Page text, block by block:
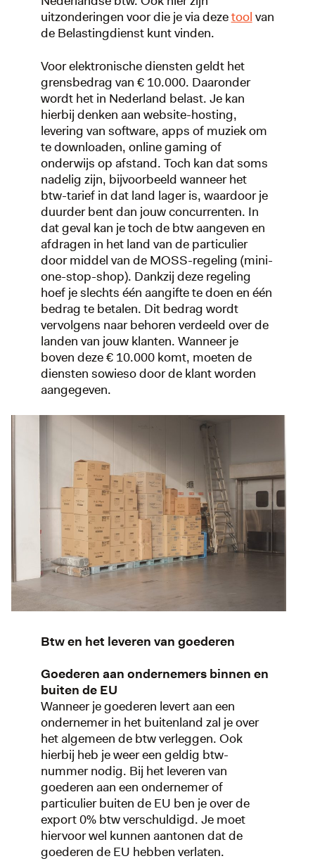
uitzonderingen voor die je via dezetool van
de Belastingdienst kunt vinden.
Voor elektronische diensten geldt het
grensbedrag van € 10.000. Daaronder
wordt het in Nederland belast. Je kan
hierbij denken aan website-hosting,
levering van software, apps of muziek om
te downloaden, online gaming of
onderwijs op afstand. Toch kan dat soms
nadelig zijn, bijvoorbeeld wanneer het
btw-tarief in dat land lager is, waardoor je
duurder bent dan jouw concurrenten. In
dat geval kan je toch de btw aangeven en
afdragen in het land van de particulier
door middel van de MOSS-regeling (mini-
one-stop-shop). Dankzij deze regeling
hoef je slechts één aangifte te doen en één
bedrag te betalen. Dit bedrag wordt
vervolgens naar behoren verdeeld over de
landen van jouw klanten. Wanneer je
boven deze € 10.000 komt, moeten de
diensten sowieso door de klant worden
aangegeven.
Btw en het leveren van goederen
Goederen aan ondernemers binnen en
buiten de EU
Wanneer je goederen levert aan een
ondernemer in het buitenland zal je over
het algemeen de btw verleggen. Ook
hierbij heb je weer een geldig btw-
nummer nodig. Bij het leveren van
goederen aan een ondernemer of
particulier buiten de EU ben je over de
export 0% btw verschuldigd. Je moet
hiervoor wel kunnen aantonen dat de
goederen de EU hebben verlaten.